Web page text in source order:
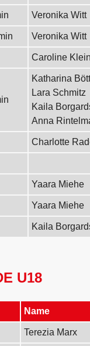
Veronika Witt
Veronika Witt
Caroline
Katharina
Lara Schmitz
Kaila
Anna
Charlotte
Yaara Miehe
Yaara Miehe
Kaila
U18
Name
Terezia Marx